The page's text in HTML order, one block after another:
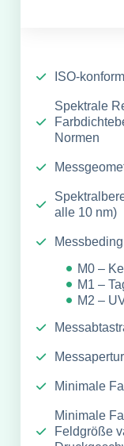
ISO-
Spektrale
Normen
alle 10 nm)
M0 –
M1 –
M2 –
Minimale
Minimale
Feldgröße